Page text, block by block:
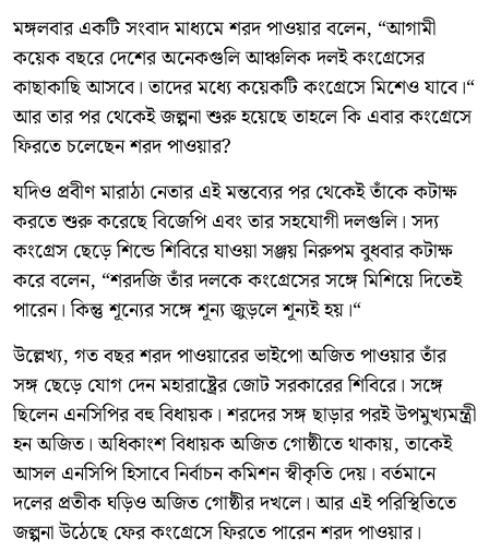
মঙ্গলবার একটি সংবাদ মাধ্যমে শরদ পাওয়ার বলেন, “আগামী
কয়েক বছরে দেশের অনেকগুলি আঞ্চলিক দলই কংগ্রেসের
কাছাকাছি আসবে। তাদের মধ্যে কয়েকটি কংগ্রেসে মিশেও যাবে।“
আর তার পর থেকেই জল্পনা শুরু হয়েছে তাহলে কি এবার কংগ্রেসে
ফিরতে চলেছেন শরদ পাওয়ার?
যদিও প্রবীণ মারাঠা নেতার এই মন্তব্যের পর থেকেই তাঁকে কটাক্ষ
করতে শুরু করেছে বিজেপি এবং তার সহযোগী দলগুলি। সদ্য
কংগ্রেস ছেড়ে শিন্ডে শিবিরে যাওয়া সঞ্জয় নিরুপম বুধবার কটাক্ষ
করে বলেন, “শরদজি তাঁর দলকে কংগ্রেসের সঙ্গে মিশিয়ে দিতেই
পারেন। কিন্তু শূন্যের সঙ্গে শূন্য জুড়লে শূন্যই হয়।“
উল্লেখ্য, গত বছর শরদ পাওয়ারের ভাইপো অজিত পাওয়ার তাঁর
সঙ্গ ছেড়ে যোগ দেন মহারাষ্ট্রের জোট সরকারের শিবিরে। সঙ্গে
ছিলেন এনসিপির বহু বিধায়ক। শরদের সঙ্গ ছাড়ার পরই উপমুখ্যমন্ত্রী
হন অজিত। অধিকাংশ বিধায়ক অজিত গোষ্ঠীতে থাকায়, তাকেই
আসল এনসিপি হিসাবে নির্বাচন কমিশন স্বীকৃতি দেয়। বর্তমানে
দলের প্রতীক ঘড়িও অজিত গোষ্ঠীর দখলে। আর এই পরিস্থিতিতে
জল্পনা উঠেছে ফের কংগ্রেসে ফিরতে পারেন শরদ পাওয়ার।